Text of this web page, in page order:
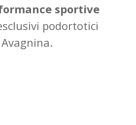
sportive
podortotici